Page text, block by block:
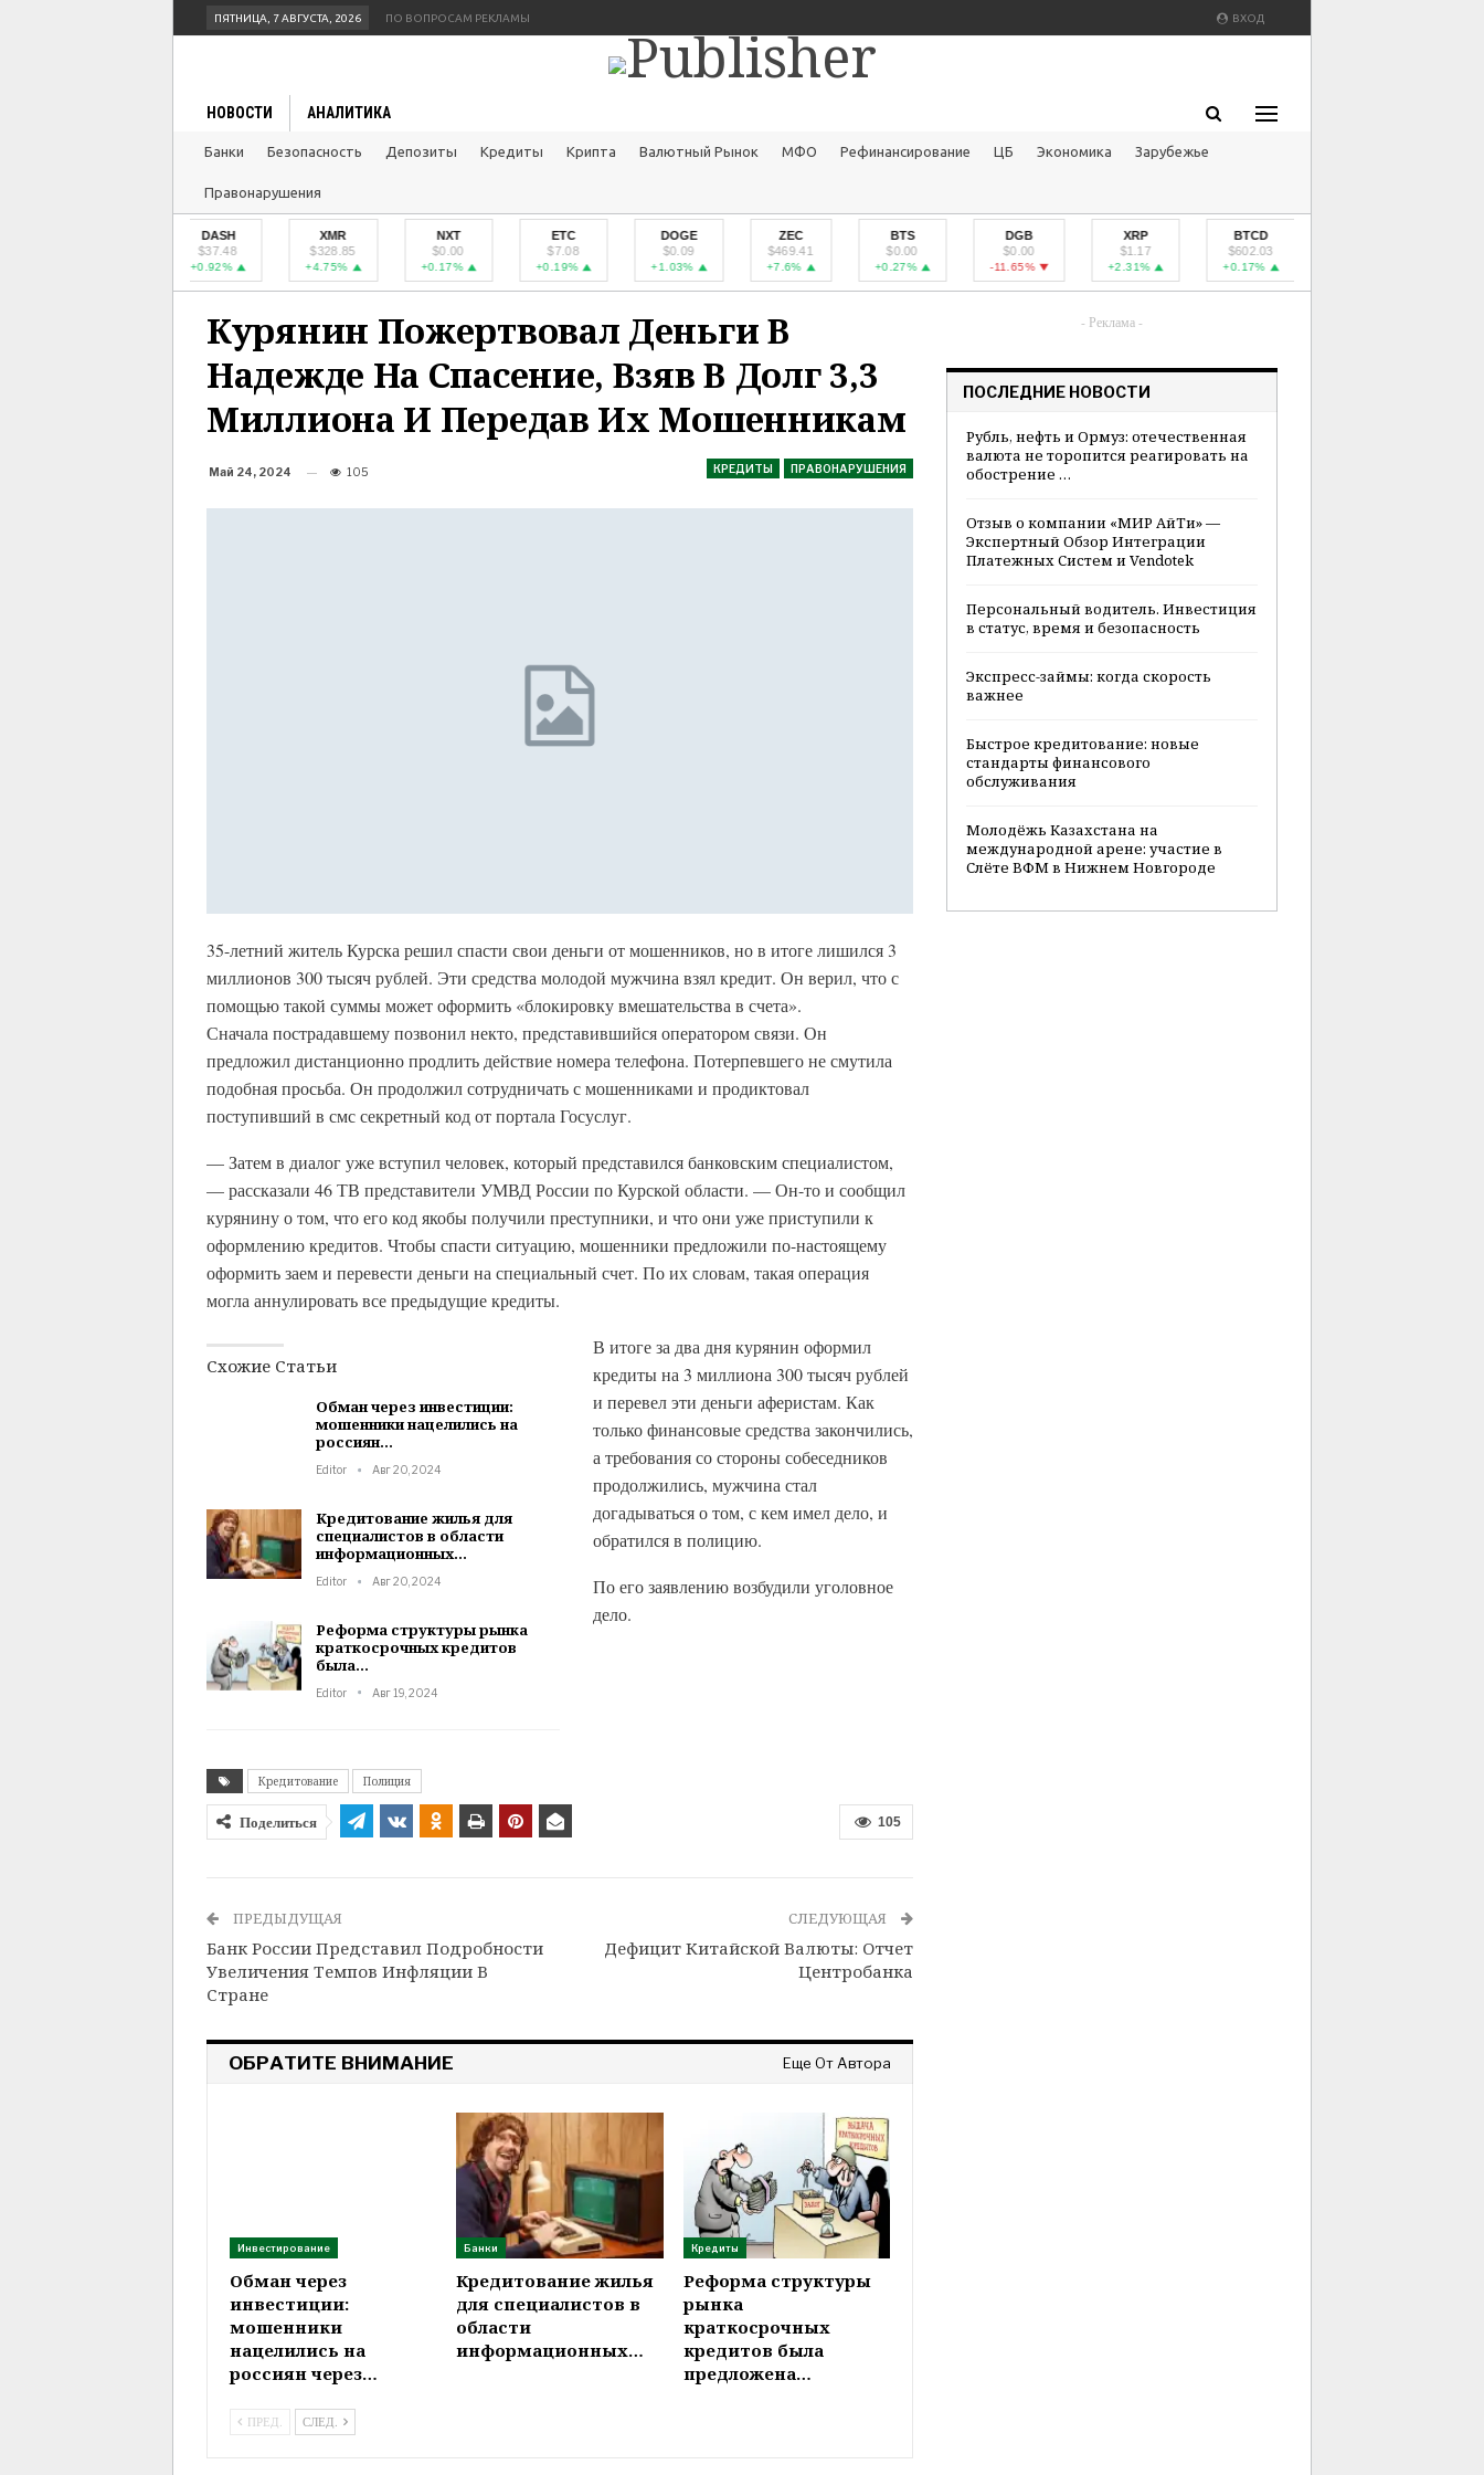
ВХОД
ПЯТНИЦА, 7 АВГУСТА, 2026 ПО ВОПРОСАМ РЕКЛАМЫ
НОВОСТИ
Банки Безопасность Депозиты Кредиты Крипта Валютный Рынок МФО Рефинансирование ЦБ Экономика Зарубежье
Правонарушения
АНАЛИТИКА
Главная Кредиты
DASH
$37.48
+0.92%
XMR
$328.85
+4.75%
$0.00
+0.17%
$7.08
+0.19%
DOGE
$0.09
+1.03%
$469.41
+7.6%
$0.00
+0.27%
DGB
$0.00
-11.65%
$1.17
+2.31%
BTCD
$602.03
+0.17%
Курянин Пожертвовал Деньги В
Надежде На Спасение, Взяв В Долг 3,3
Миллиона И Передав Их Мошенникам
КРЕДИТЫ ПРАВОНАРУШЕНИЯ
Май 24, 2024 105
35-летний житель Курска решил спасти свои деньги от мошенников, но в итоге лишился 3
миллионов 300 тысяч рублей. Эти средства молодой мужчина взял кредит. Он верил, что с
помощью такой суммы может оформить «блокировку вмешательства в счета».
Сначала пострадавшему позвонил некто, представившийся оператором связи. Он
предложил дистанционно продлить действие номера телефона. Потерпевшего не смутила
подобная просьба. Он продолжил сотрудничать с мошенниками и продиктовал
поступивший в смс секретный код от портала Госуслуг.
— Затем в диалог уже вступил человек, который представился банковским специалистом,
— рассказали 46 ТВ представители УМВД России по Курской области. — Он-то и сообщил
курянину о том, что его код якобы получили преступники, и что они уже приступили к
оформлению кредитов. Чтобы спасти ситуацию, мошенники предложили по-настоящему
оформить заем и перевести деньги на специальный счет. По их словам, такая операция
могла аннулировать все предыдущие кредиты.
Схожие Статьи
Обман через инвестиции:
мошенники нацелились на
россиян…
Editor Авг 20, 2024
Кредитование жилья для
специалистов в области
информационных…
Editor Авг 20, 2024
Реформа структуры рынка
краткосрочных кредитов
была…
Editor Авг 19, 2024
В итоге за два дня курянин оформил
кредиты на 3 миллиона 300 тысяч рублей
и перевел эти деньги аферистам. Как
только финансовые средства закончились,
а требования со стороны собеседников
продолжились, мужчина стал
догадываться о том, с кем имел дело, и
обратился в полицию.
По его заявлению возбудили уголовное
дело.
Кредитование Полиция
105
Поделиться
ПРЕДЫДУЩАЯ
Банк России Представил Подробности
Увеличения Темпов Инфляции В
Стране
СЛЕДУЮЩАЯ
Дефицит Китайской Валюты: Отчет
Центробанка
ОБРАТИТЕ ВНИМАНИЕ Еще От Автора
Инвестирование
Обман через
инвестиции:
мошенники
нацелились на
россиян через…
Банки
Кредитование жилья
для специалистов в
области
информационных…
Кредиты
Реформа структуры
рынка
краткосрочных
кредитов была
предложена…
ПРЕД. СЛЕД.
- Реклама -
ПОСЛЕДНИЕ НОВОСТИ
Рубль, нефть и Ормуз: отечественная
валюта не торопится реагировать на
обострение …
Отзыв о компании «МИР АйТи» —
Экспертный Обзор Интеграции
Платежных Систем и Vendotek
Персональный водитель. Инвестиция
в статус, время и безопасность
Экспресс-займы: когда скорость
важнее
Быстрое кредитование: новые
стандарты финансового
обслуживания
Молодёжь Казахстана на
международной арене: участие в
Слёте ВФМ в Нижнем Новгороде